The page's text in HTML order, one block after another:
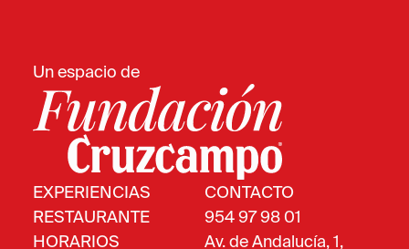
Un espacio de
EXPERIENCIAS
RESTAURANTE
HORARIOS
CONTACTO
954 97 98 01
Av. de Andalucía, 1,